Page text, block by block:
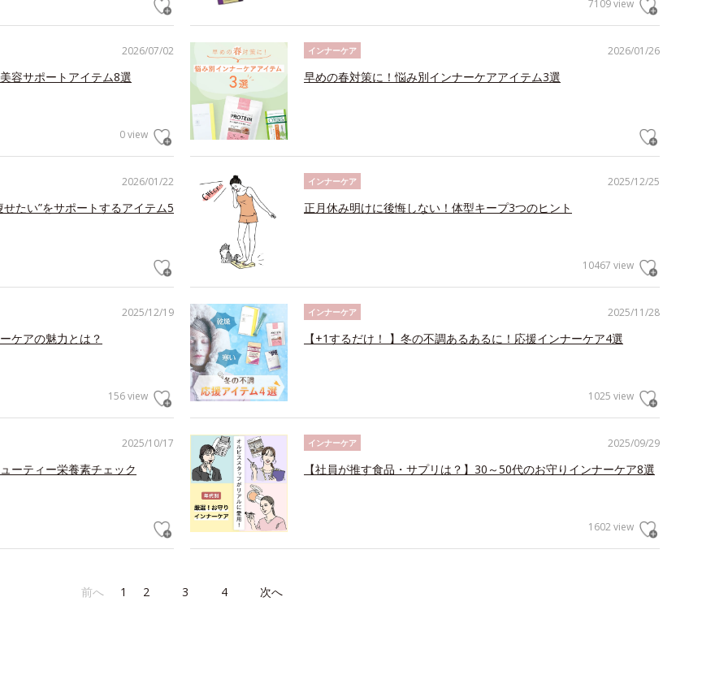
7109 view
2026/07/02
容サポートアイテム8選
0 view
2026/01/26
インナーケア
早めの春対策に！悩み別インナーケアアイテム3選
2026/01/22
たい”をサポートするアイテム5
2025/12/25
インナーケア
正月休み明けに後悔しない！体型キープ3つのヒント
10467 view
2025/12/19
ケアの魅力とは？
156 view
2025/11/28
インナーケア
【+1するだけ！ 】冬の不調あるあるに！応援インナーケア4選
1025 view
2025/10/17
ーティー栄養素チェック
2025/09/29
インナーケア
【社員が推す食品・サプリは？】30～50代のお守りインナーケア8選
1602 view
前へ 1 2 3 4 次へ